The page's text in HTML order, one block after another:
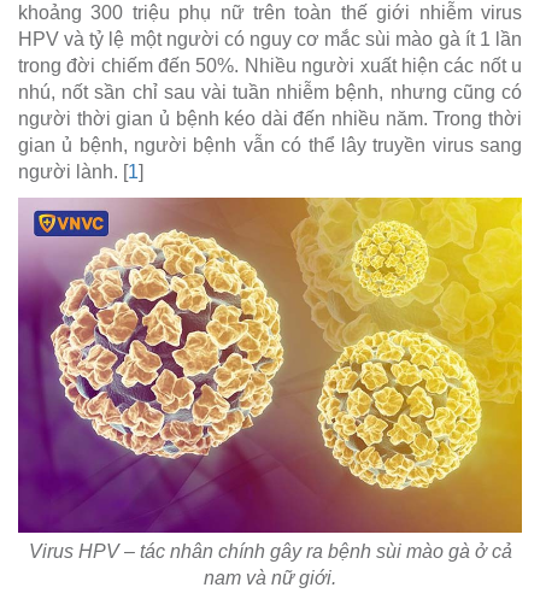
khoảng 300 triệu phụ nữ trên toàn thế giới nhiễm virus
HPV và tỷ lệ một người có nguy cơ mắc sùi mào gà ít 1 lần
trong đời chiếm đến 50%. Nhiều người xuất hiện các nốt u
nhú, nốt sần chỉ sau vài tuần nhiễm bệnh, nhưng cũng có
người thời gian ủ bệnh kéo dài đến nhiều năm. Trong thời
gian ủ bệnh, người bệnh vẫn có thể lây truyền virus sang
người lành. [1]
Virus HPV – tác nhân chính gây ra bệnh sùi mào gà ở cả
nam và nữ giới.